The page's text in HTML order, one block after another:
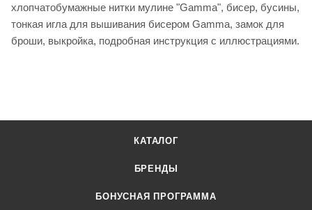
хлопчатобумажные нитки мулине "Gamma", бисер, бусины,
тонкая игла для вышивания бисером Gamma, замок для
броши, выкройка, подробная инструкция с иллюстрациями.
КАТАЛОГ
БРЕНДЫ
БОНУСНАЯ ПРОГРАММА